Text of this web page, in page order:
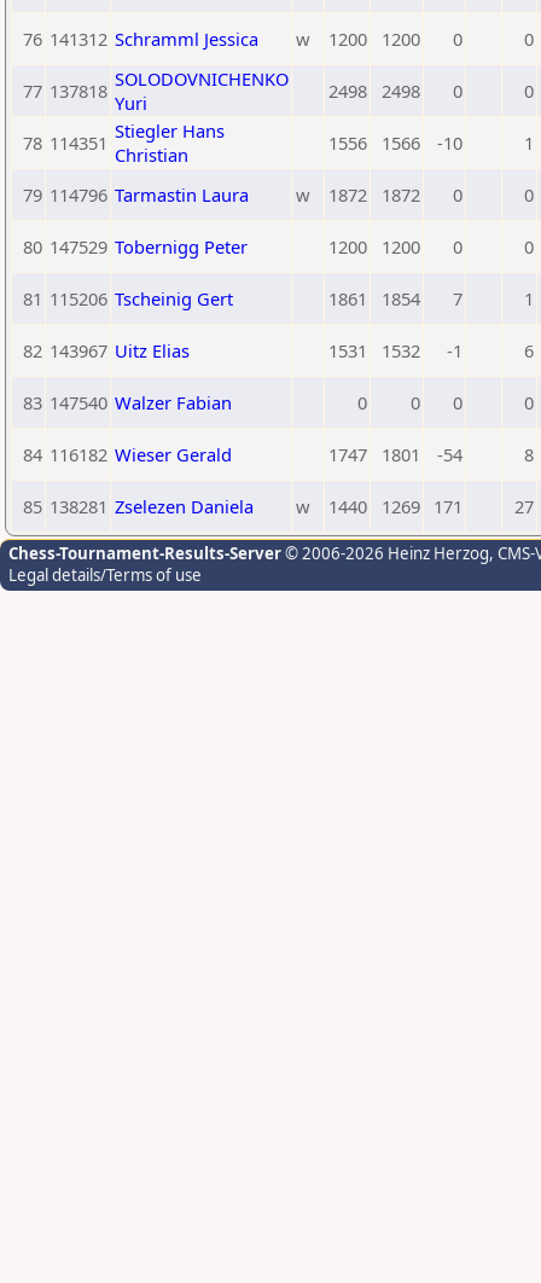
76 141312 Schramml Jessica w 1200 1200 0 0
77 137818 SOLODOVNICHENKO
Yuri
2498 2498 0 0
78 114351 Stiegler Hans
Christian
1556 1566 -10 1
79 114796 Tarmastin Laura w 1872 1872 0 0
80 147529 Tobernigg Peter 1200 1200 0 0
81 115206 Tscheinig Gert 1861 1854 7 1
82 143967 Uitz Elias 1531 1532 -1 6
83 147540 Walzer Fabian 0 0 0 0
84 116182 Wieser Gerald 1747 1801 -54 8
85 138281 Zselezen Daniela w 1440 1269 171 27
Chess-Tournament-Results-Server© 2006-2026 Heinz Herzog,
Legal details/Terms of use